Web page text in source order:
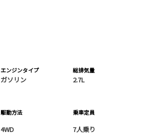
エンジンタイプ
ガソリン
総排気量
2.7L
駆動方法
4WD
乗車定員
7人乗り